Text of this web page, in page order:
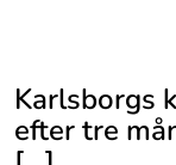
Karlsborgs
efter tre